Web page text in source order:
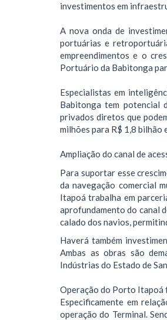
investimentos em
A nova onda de
portuárias e
empreendimentos e o
Portuário da Babitonga
Especialistas em
Babitonga tem potencial
privados diretos que
milhões para R$ 1,8 bilhão
Ampliação do canal de
Para suportar esse
da navegação comercial
Itapoá trabalha em
aprofundamento do canal
calado dos navios,
Haverá também
Ambas as obras são
Indústrias do Estado de
Operação do Porto Itapoá
Especificamente em
operação do Terminal.